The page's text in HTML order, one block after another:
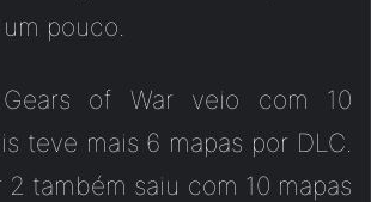
pouco.
of War veio com 10
teve mais 6 mapas por DLC.
2 também saiu com 10 mapas